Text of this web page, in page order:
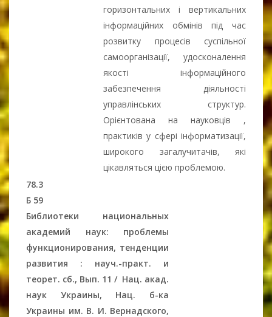
горизонтальних і вертикальних
інформаційних обмінів під час
розвитку процесів суспільної
самоорганізації, удосконалення
якості інформаційного
забезпечення діяльності
управлінських структур.
Орієнтована на науковців ,
практиків у сфері інформатизації,
широкого загалучитачів, які
цікавляться цією проблемою.
78.3
Б 59
Библиотеки национальных
академий наук: проблемы
функционирования, тенденции
развития : науч.-практ. и
теорет. сб., Вып. 11 / Нац. акад.
наук Украины, Нац. б-ка
Украины им. В. И. Вернадского,